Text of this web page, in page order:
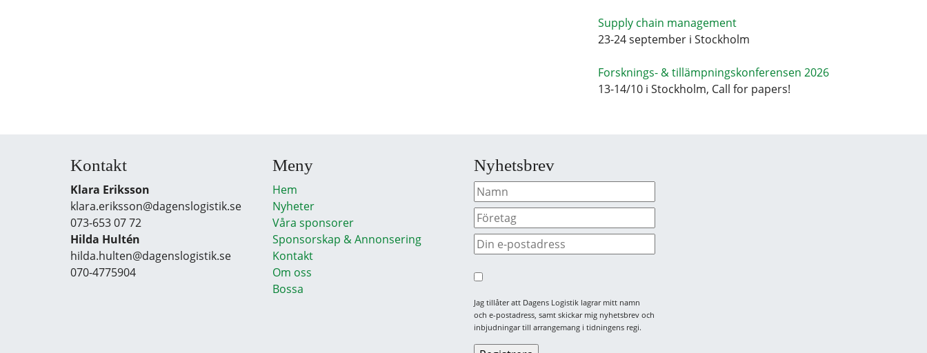
Supply chain management
23-24 september i Stockholm
Forsknings- & tillämpningskonferensen 2026
13-14/10 i Stockholm, Call for papers!
Kontakt
Klara Eriksson
klara.eriksson@dagenslogistik.se
073-653 07 72
Hilda Hultén
hilda.hulten@dagenslogistik.se
070-4775904
Meny
Hem
Nyheter
Våra sponsorer
Sponsorskap & Annonsering
Kontakt
Om oss
Bossa
Nyhetsbrev
Jag tillåter att Dagens Logistik lagrar mitt namn
och e-postadress, samt skickar mig nyhetsbrev och
inbjudningar till arrangemang i tidningens regi.